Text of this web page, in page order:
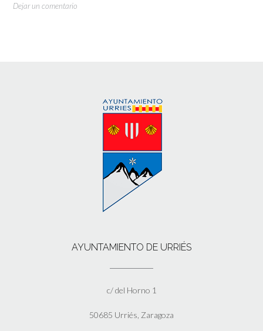
Dejar un comentario
AYUNTAMIENTO DE URRIÉS
c/ del Horno 1
50685 Urriés, Zaragoza